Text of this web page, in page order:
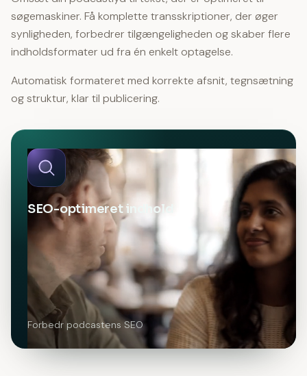
søgemaskiner. Få komplette transskriptioner, der øger
synligheden, forbedrer tilgængeligheden og skaber flere
indholdsformater ud fra én enkelt optagelse.
Automatisk formateret med korrekte afsnit, tegnsætning
og struktur, klar til publicering.
SEO-optimeret indhold
Forbedr podcastens SEO